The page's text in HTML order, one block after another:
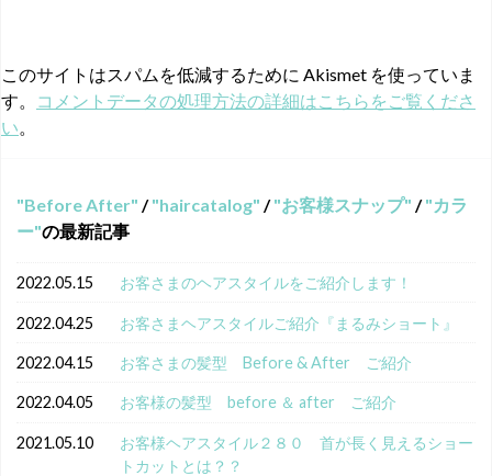
このサイトはスパムを低減するために Akismet を使っていま
す。
コメントデータの処理方法の詳細はこちらをご覧くださ
い
Before After / haircatalog / お客様スナップ / カラ
ー の最新記事
2022.05.15 お客さまのヘアスタイルをご紹介します！
2022.04.25 お客さまヘアスタイルご紹介『まるみショート』
2022.04.15 お客さまの髪型 Before & After ご紹介
2022.04.05 お客様の髪型 before ＆ after ご紹介
2021.05.10
お客様ヘアスタイル２８０ 首が長く見えるショー
トカットとは？？